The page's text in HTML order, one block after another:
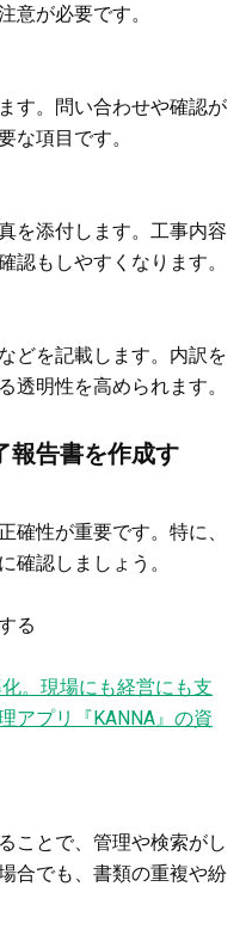
意が必要です。
す。問い合わせや確認が
な項目です。
を添付します。工事内容
認もしやすくなります。
どを記載します。内訳を
透明性を高められます。
報告書を作成す
確性が重要です。特に、
確認しましょう。
る
。現場にも経営にも支
アプリ『KANNA』の資
ことで、管理や検索がし
合でも、書類の重複や紛